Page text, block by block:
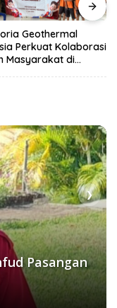
Geothermal
Perkuat Kolaborasi
Masyarakat di
Pasangan
❯